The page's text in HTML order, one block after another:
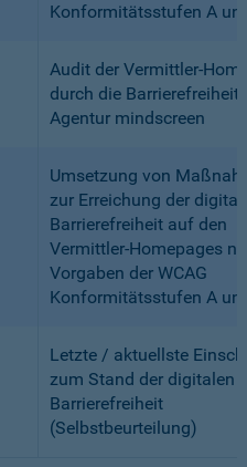
Konformitätsstufen A
Audit der Vermittler-
durch die
Agentur mindscreen
Umsetzung von
zur Erreichung der
Barrierefreiheit auf den
Vermittler-Homepages
Vorgaben der WCAG
Konformitätsstufen A
Letzte / aktuellste
zum Stand der digitalen
Barrierefreiheit
(Selbstbeurteilung)